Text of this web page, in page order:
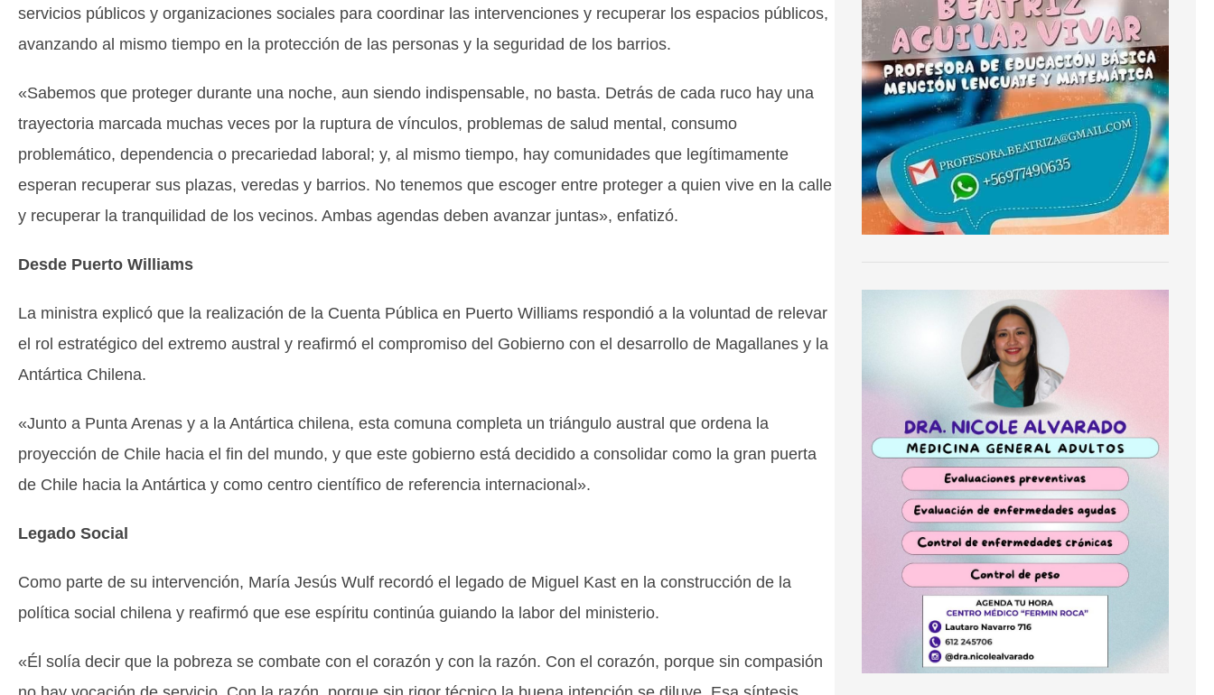
servicios públicos y organizaciones sociales para coordinar las intervenciones y recuperar los espacios públicos,
avanzando al mismo tiempo en la protección de las personas y la seguridad de los barrios.
«Sabemos que proteger durante una noche, aun siendo indispensable, no basta. Detrás de cada ruco hay una
trayectoria marcada muchas veces por la ruptura de vínculos, problemas de salud mental, consumo
problemático, dependencia o precariedad laboral; y, al mismo tiempo, hay comunidades que legítimamente
esperan recuperar sus plazas, veredas y barrios. No tenemos que escoger entre proteger a quien vive en la calle
y recuperar la tranquilidad de los vecinos. Ambas agendas deben avanzar juntas», enfatizó.
Desde Puerto Williams
La ministra explicó que la realización de la Cuenta Pública en Puerto Williams respondió a la voluntad de relevar
el rol estratégico del extremo austral y reafirmó el compromiso del Gobierno con el desarrollo de Magallanes y la
Antártica Chilena.
«Junto a Punta Arenas y a la Antártica chilena, esta comuna completa un triángulo austral que ordena la
proyección de Chile hacia el fin del mundo, y que este gobierno está decidido a consolidar como la gran puerta
de Chile hacia la Antártica y como centro científico de referencia internacional».
Legado Social
Como parte de su intervención, María Jesús Wulf recordó el legado de Miguel Kast en la construcción de la
política social chilena y reafirmó que ese espíritu continúa guiando la labor del ministerio.
«Él solía decir que la pobreza se combate con el corazón y con la razón. Con el corazón, porque sin compasión